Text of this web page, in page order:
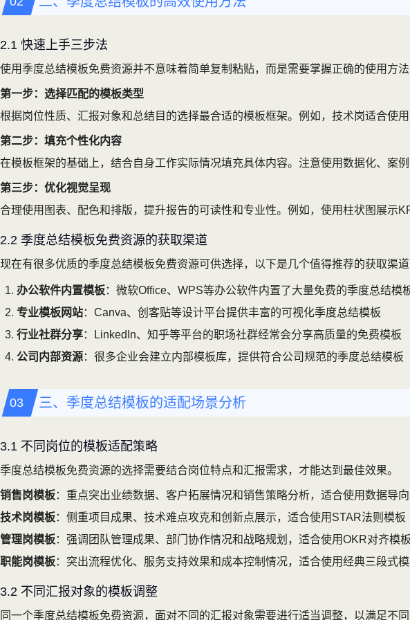
2.1 快速上手三步法
使用季度总结模板免费资源并不意味着简单复制粘贴，而是需要掌握正确的使用方
第一步：选择匹配的模板类型
根据岗位性质、汇报对象和总结目的选择最合适的模板框架。例如，技术岗适合使
第二步：填充个性化内容
在模板框架的基础上，结合自身工作实际情况填充具体内容。注意使用数据化、案
第三步：优化视觉呈现
合理使用图表、配色和排版，提升报告的可读性和专业性。例如，使用柱状图展示
2.2 季度总结模板免费资源的获取渠道
现在有很多优质的季度总结模板免费资源可供选择，以下是几个值得推荐的获取渠道
办公软件内置模板：微软Office、WPS等办公软件内置了大量免费的季度总结模
专业模板网站：Canva、创客贴等设计平台提供丰富的可视化季度总结模板
行业社群分享：LinkedIn、知乎等平台的职场社群经常会分享高质量的免费模板
公司内部资源：很多企业会建立内部模板库，提供符合公司规范的季度总结模板
三、季度总结模板的适配场景分析
3.1 不同岗位的模板适配策略
季度总结模板免费资源的选择需要结合岗位特点和汇报需求，才能达到最佳效果。
销售岗模板：重点突出业绩数据、客户拓展情况和销售策略分析，适合使用数据导
技术岗模板：侧重项目成果、技术难点攻克和创新点展示，适合使用STAR法则模板
管理岗模板：强调团队管理成果、部门协作情况和战略规划，适合使用OKR对齐模板
职能岗模板：突出流程优化、服务支持效果和成本控制情况，适合使用经典三段式
3.2 不同汇报对象的模板调整
同一个季度总结模板免费资源，面对不同的汇报对象需要进行适当调整，以满足不同